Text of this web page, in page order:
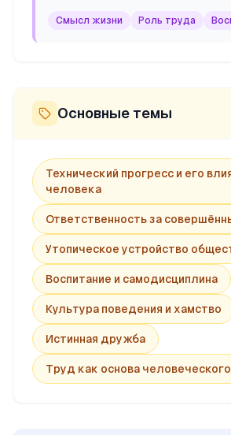
Смысл жизни Роль труда
Основные темы
Технический прогресс и его
человека
Ответственность за
Утопическое устройство
Воспитание и самодисциплина
Культура поведения и хамство
Истинная дружба
Труд как основа